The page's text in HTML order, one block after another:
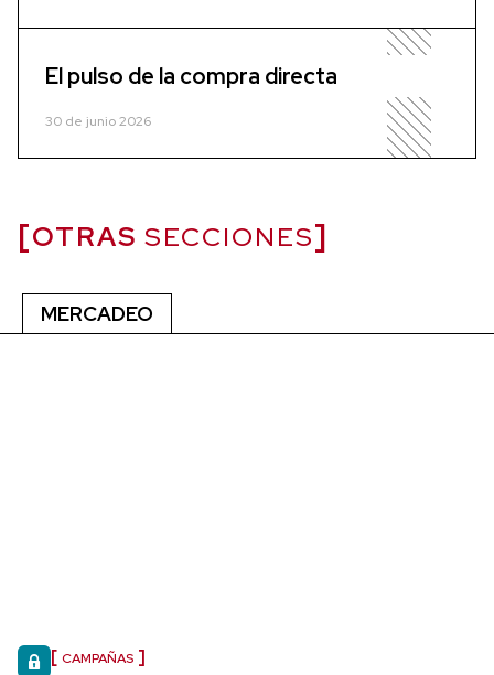
El pulso de la compra directa
30 de junio 2026
OTRAS SECCIONES
MERCADEO
CAMPAÑAS